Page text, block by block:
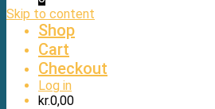
Skip to content
Shop
Cart
Checkout
Log in
kr.0,00